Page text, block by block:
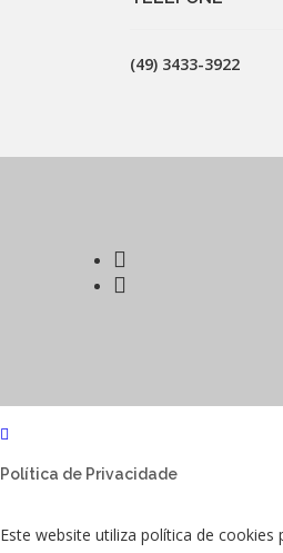
(49) 3433-3922
Política de Privacidade
Este website utiliza política de